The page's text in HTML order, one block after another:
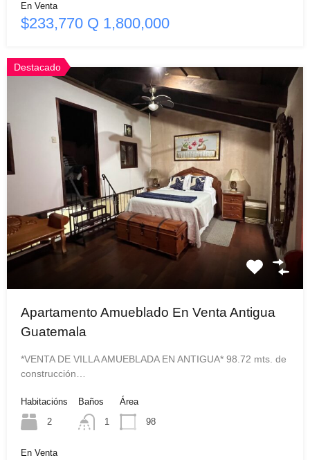
En Venta
$233,770 Q 1,800,000
Destacado
Apartamento Amueblado En Venta Antigua
Guatemala
*VENTA DE VILLA AMUEBLADA EN ANTIGUA* 98.72 mts. de
construcción…
Habitacións
2
Baños
1
Área
98
En Venta